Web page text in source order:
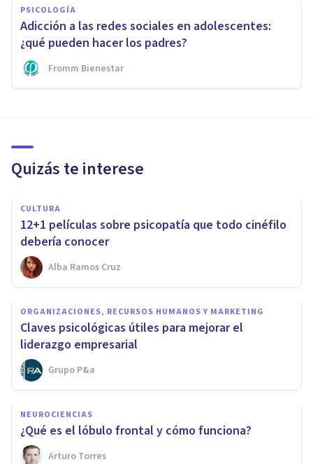
PSICOLOGÍA
Adicción a las redes sociales en adolescentes:
¿qué pueden hacer los padres?
Fromm Bienestar
Quizás te interese
CULTURA
12+1 películas sobre psicopatía que todo cinéfilo
debería conocer
Alba Ramos Cruz
ORGANIZACIONES, RECURSOS HUMANOS Y MARKETING
Claves psicológicas útiles para mejorar el
liderazgo empresarial
Grupo P&a
NEUROCIENCIAS
​¿Qué es el lóbulo frontal y cómo funciona?
Arturo Torres